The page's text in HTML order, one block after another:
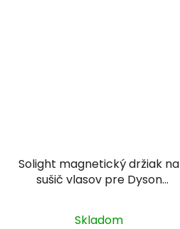
Solight magnetický držiak na
sušič vlasov pre Dyson
Skladom